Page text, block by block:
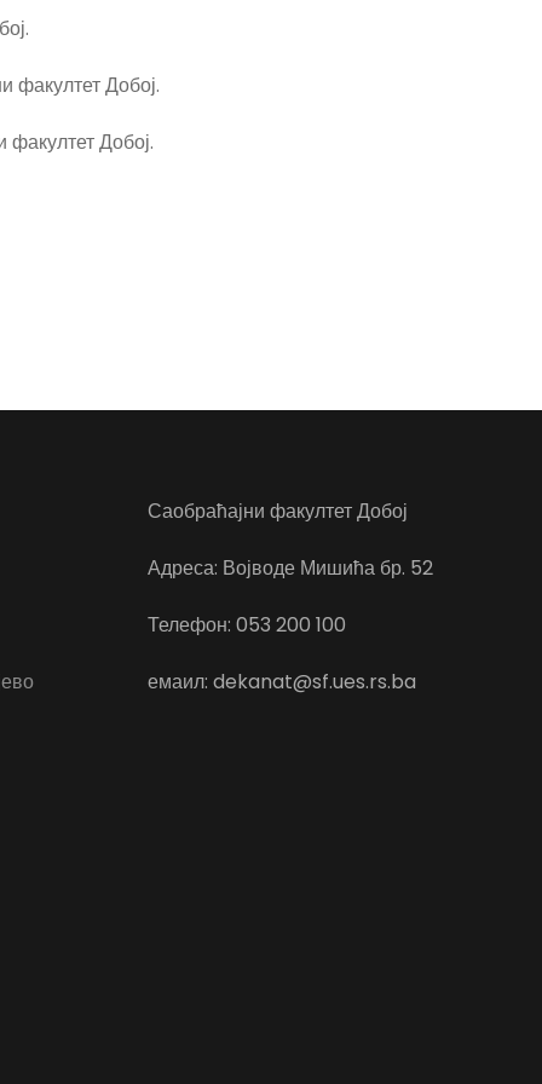
факултет Добој.
Добој.
Саобраћајни факултет Добој
Адреса: Војводе Мишића бр. 52
Телефон: 053 200 100
емаил: dekanat@sf.ues.rs.ba